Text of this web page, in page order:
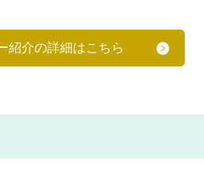
紹介の詳細はこちら